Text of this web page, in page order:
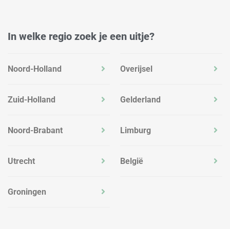
In welke regio zoek je een uitje?
Noord-Holland
Zuid-Holland
Noord-Brabant
Utrecht
Groningen
Overijsel
Gelderland
Limburg
België